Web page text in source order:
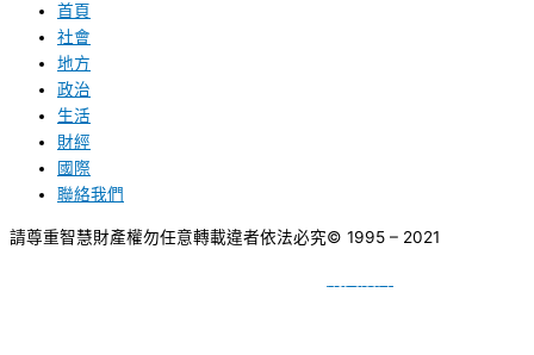
首頁
社會
地方
政治
生活
財經
國際
聯絡我們
請尊重智慧財產權勿任意轉載違者依法必究© 1995 – 2021